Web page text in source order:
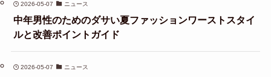
2026-05-07 ニュース
中年男性のためのダサい夏ファッションワーストスタイ
ルと改善ポイントガイド
2026-05-07 ニュース